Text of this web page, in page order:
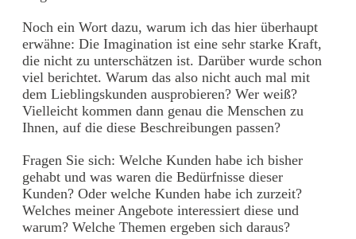
Noch ein Wort dazu, warum ich das hier überhaupt
erwähne: Die Imagination ist eine sehr starke Kraft,
die nicht zu unterschätzen ist. Darüber wurde schon
viel berichtet. Warum das also nicht auch mal mit
dem Lieblingskunden ausprobieren? Wer weiß?
Vielleicht kommen dann genau die Menschen zu
Ihnen, auf die diese Beschreibungen passen?
Fragen Sie sich: Welche Kunden habe ich bisher
gehabt und was waren die Bedürfnisse dieser
Kunden? Oder welche Kunden habe ich zurzeit?
Welches meiner Angebote interessiert diese und
warum? Welche Themen ergeben sich daraus?